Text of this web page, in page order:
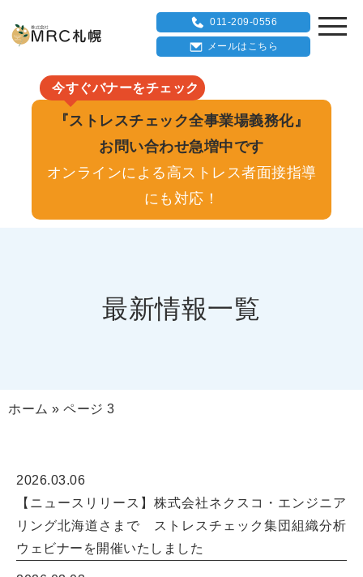
011-209-0556
メールはこちら
今すぐバナーをチェック
『ストレスチェック全事業場義務化』
お問い合わせ急増中です
オンラインによる高ストレス者面接指導
にも対応！
最新情報一覧
ホーム » ページ 3
2026.03.06
【ニュースリリース】株式会社ネクスコ・エンジニア
リング北海道さまで ストレスチェック集団組織分析
ウェビナーを開催いたしました